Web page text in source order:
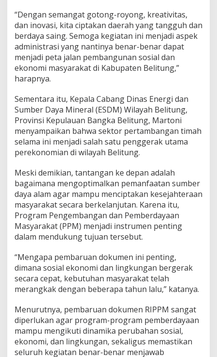
“Dengan semangat gotong-royong, kreativitas,
dan inovasi, kita ciptakan daerah yang tangguh dan
berdaya saing. Semoga kegiatan ini menjadi aspek
administrasi yang nantinya benar-benar dapat
menjadi peta jalan pembangunan sosial dan
ekonomi masyarakat di Kabupaten Belitung,”
harapnya.
Sementara itu, Kepala Cabang Dinas Energi dan
Sumber Daya Mineral (ESDM) Wilayah Belitung,
Provinsi Kepulauan Bangka Belitung, Martoni
menyampaikan bahwa sektor pertambangan timah
selama ini menjadi salah satu penggerak utama
perekonomian di wilayah Belitung.
Meski demikian, tantangan ke depan adalah
bagaimana mengoptimalkan pemanfaatan sumber
daya alam agar mampu menciptakan kesejahteraan
masyarakat secara berkelanjutan. Karena itu,
Program Pengembangan dan Pemberdayaan
Masyarakat (PPM) menjadi instrumen penting
dalam mendukung tujuan tersebut.
“Mengapa pembaruan dokumen ini penting,
dimana sosial ekonomi dan lingkungan bergerak
secara cepat, kebutuhan masyarakat telah
merangkak dengan beberapa tahun lalu,” katanya.
Menurutnya, pembaruan dokumen RIPPM sangat
diperlukan agar program-program pemberdayaan
mampu mengikuti dinamika perubahan sosial,
ekonomi, dan lingkungan, sekaligus memastikan
seluruh kegiatan benar-benar menjawab